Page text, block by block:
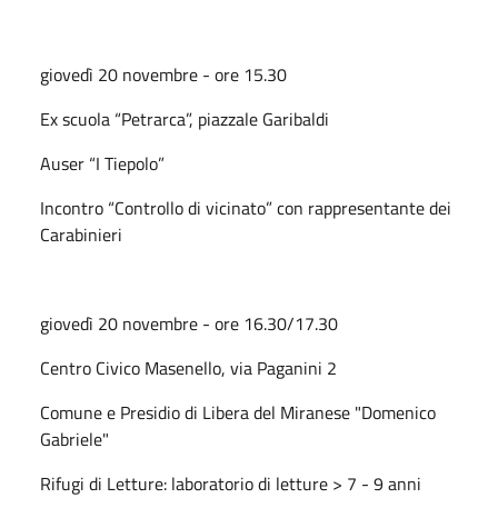
giovedì 20 novembre - ore 15.30
Ex scuola “Petrarca”, piazzale Garibaldi
Auser “I Tiepolo”
Incontro “Controllo di vicinato” con rappresentante dei
Carabinieri
giovedì 20 novembre - ore 16.30/17.30
Centro Civico Masenello, via Paganini 2
Comune e Presidio di Libera del Miranese "Domenico
Gabriele"
Rifugi di Letture: laboratorio di letture > 7 - 9 anni